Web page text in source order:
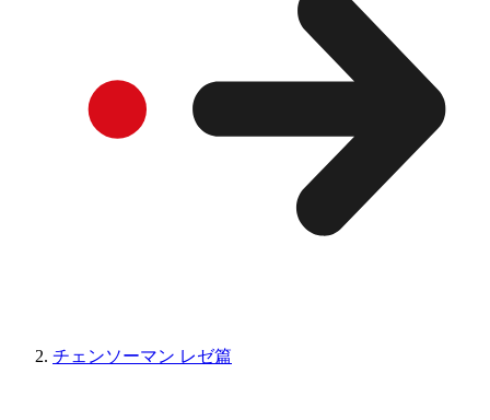
チェンソーマン レゼ篇